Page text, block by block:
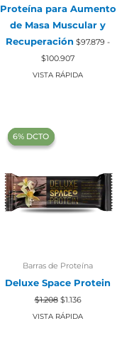
Proteína para Aumento
de Masa Muscular y
Recuperación $97.879 -
$100.907Rango
precios:
VISTA RÁPIDA
‍6% DCTO‍‍
‍6% DCTO‍‍
Barras de Proteína
Deluxe Space Protein
$1.208 El
precio
original
$1.136El
precio
actual
VISTA RÁPIDA